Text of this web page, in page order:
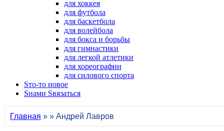
для хоккея
для футбола
для баскетбола
для волейбола
для бокса и борьбы
для гимнастики
для легкой атлетики
для хореографии
для силового спорта
Sто-то новое
Sнами Sвязаться
Главная » » Андрей Лавров